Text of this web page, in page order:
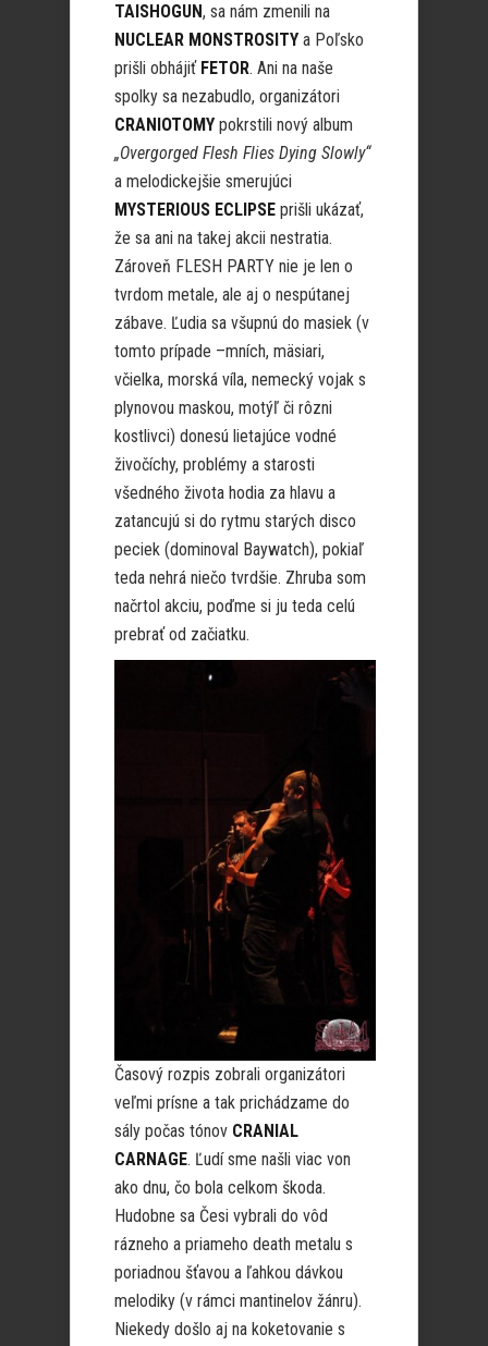
TAISHOGUN, sa nám zmenili na
NUCLEAR MONSTROSITY a Poľsko
prišli obhájiť FETOR. Ani na naše
spolky sa nezabudlo, organizátori
CRANIOTOMY pokrstili nový album
„Overgorged Flesh Flies Dying Slowly“
a melodickejšie smerujúci
MYSTERIOUS ECLIPSE prišli ukázať,
že sa ani na takej akcii nestratia.
Zároveň FLESH PARTY nie je len o
tvrdom metale, ale aj o nespútanej
zábave. Ľudia sa všupnú do masiek (v
tomto prípade –mních, mäsiari,
včielka, morská víla, nemecký vojak s
plynovou maskou, motýľ či rôzni
kostlivci) donesú lietajúce vodné
živočíchy, problémy a starosti
všedného života hodia za hlavu a
zatancujú si do rytmu starých disco
peciek (dominoval Baywatch), pokiaľ
teda nehrá niečo tvrdšie. Zhruba som
načrtol akciu, poďme si ju teda celú
prebrať od začiatku.
Časový rozpis zobrali organizátori
veľmi prísne a tak prichádzame do
sály počas tónov CRANIAL
CARNAGE. Ľudí sme našli viac von
ako dnu, čo bola celkom škoda.
Hudobne sa Česi vybrali do vôd
rázneho a priameho death metalu s
poriadnou šťavou a ľahkou dávkou
melodiky (v rámci mantinelov žánru).
Niekedy došlo aj na koketovanie s